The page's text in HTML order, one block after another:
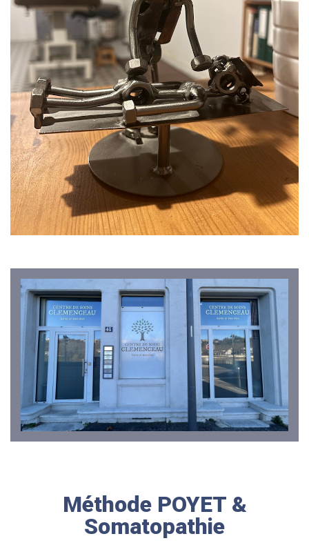
Méthode POYET &
Somatopathie